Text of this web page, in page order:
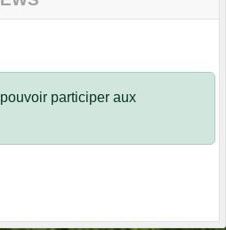
participer aux